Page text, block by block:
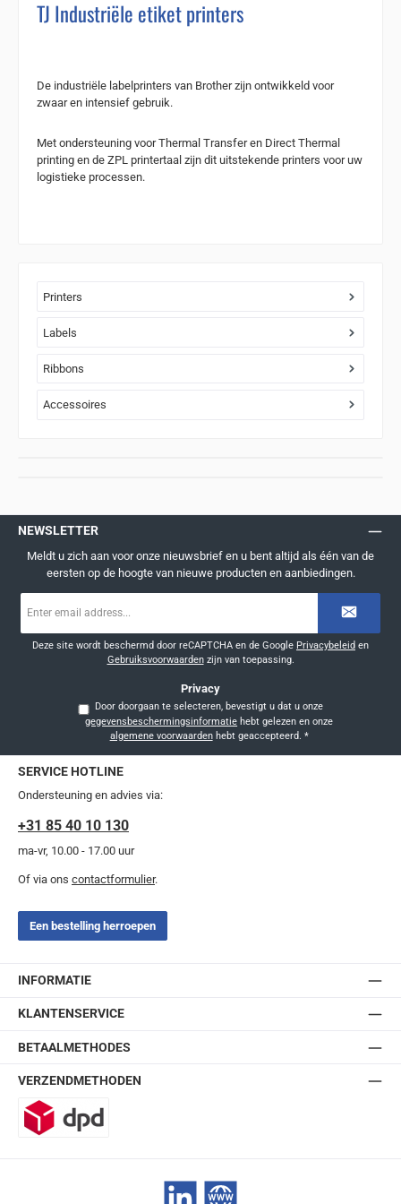
TJ Industriële etiket printers
De industriële labelprinters van Brother zijn ontwikkeld voor
zwaar en intensief gebruik.
Met ondersteuning voor Thermal Transfer en Direct Thermal
printing en de ZPL printertaal zijn dit uitstekende printers voor uw
logistieke processen.
Printers
Labels
Ribbons
Accessoires
NEWSLETTER
Meldt u zich aan voor onze nieuwsbrief en u bent altijd als één van de
eersten op de hoogte van nieuwe producten en aanbiedingen.
mailadres
Deze site wordt beschermd door reCAPTCHA en de Google Privacybeleid en
Gebruiksvoorwaardenzijn van toepassing.
Privacy
Door doorgaan te selecteren, bevestigt u dat u onze
gegevensbeschermingsinformatie
algemene voorwaardenhebt geaccepteerd. *
SERVICE HOTLINE
Ondersteuning en advies via:
+31 85 40 10 130
ma-vr, 10.00 - 17.00 uur
Of via ons contactformulier.
Een bestelling herroepen
INFORMATIE
KLANTENSERVICE
BETAALMETHODES
VERZENDMETHODEN